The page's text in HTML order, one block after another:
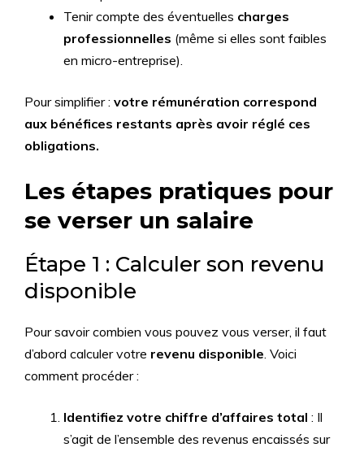
Tenir compte des éventuelles charges
professionnelles (même si elles sont faibles
en micro-entreprise).
Pour simplifier : votre rémunération correspond
aux bénéfices restants après avoir réglé ces
obligations.
Les étapes pratiques pour
se verser un salaire
Étape 1 : Calculer son revenu
disponible
Pour savoir combien vous pouvez vous verser, il faut
d’abord calculer votre revenu disponible. Voici
comment procéder :
Identifiez votre chiffre d’affaires total : Il
s’agit de l’ensemble des revenus encaissés sur